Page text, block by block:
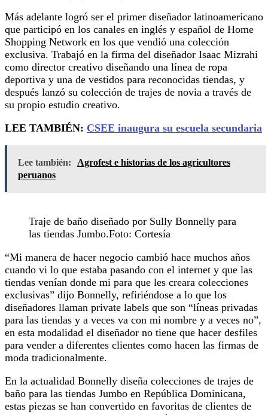
Más adelante logró ser el primer diseñador latinoamericano
que participó en los canales en inglés y español de Home
Shopping Network en los que vendió una colección
exclusiva. Trabajó en la firma del diseñador Isaac Mizrahi
como director creativo diseñando una línea de ropa
deportiva y una de vestidos para reconocidas tiendas, y
después lanzó su colección de trajes de novia a través de
su propio estudio creativo.
LEE TAMBIÉN: CSEE inaugura su escuela secundaria
Lee también:
Agrofest e historias de los agricultores
peruanos
Traje de baño diseñado por Sully Bonnelly para
las tiendas Jumbo.Foto: Cortesía
“Mi manera de hacer negocio cambió hace muchos años
cuando vi lo que estaba pasando con el internet y que las
tiendas venían donde mi para que les creara colecciones
exclusivas” dijo Bonnelly, refiriéndose a lo que los
diseñadores llaman private labels que son “líneas privadas
para las tiendas y a veces va con mi nombre y a veces no”,
en esta modalidad el diseñador no tiene que hacer desfiles
para vender a diferentes clientes como hacen las firmas de
moda tradicionalmente.
En la actualidad Bonnelly diseña colecciones de trajes de
baño para las tiendas Jumbo en República Dominicana,
estas piezas se han convertido en favoritas de clientes de